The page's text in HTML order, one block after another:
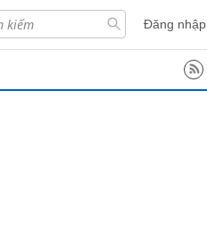
Đăng nhập